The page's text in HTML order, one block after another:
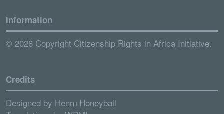
Information
© 2026 Copyright Citizenship Rights in Africa Initiative.
Credits
Designed by Henn+Honeyball